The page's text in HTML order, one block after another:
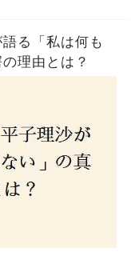
る「私は何も
理由とは？